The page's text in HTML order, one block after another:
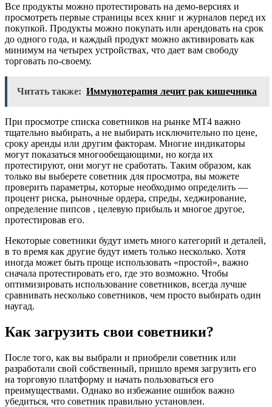
Все продукты можно протестировать на демо-версиях и
просмотреть первые страницы всех книг и журналов перед их
покупкой. Продукты можно покупать или арендовать на срок
до одного года, и каждый продукт можно активировать как
минимум на четырех устройствах, что дает вам свободу
торговать по-своему.
Читать также: Иммунотерапия лечит рак кишечника
При просмотре списка советников на рынке MT4 важно
тщательно выбирать, а не выбирать исключительно по цене,
сроку аренды или другим факторам. Многие индикаторы
могут показаться многообещающими, но когда их
протестируют, они могут не сработать. Таким образом, как
только вы выберете советник для просмотра, вы можете
проверить параметры, которые необходимо определить —
процент риска, рыночные ордера, спреды, хеджирование,
определение пипсов , целевую прибыль и многое другое,
протестировав его.
Некоторые советники будут иметь много категорий и деталей,
в то время как другие будут иметь только несколько. Хотя
иногда может быть проще использовать «простой», важно
сначала протестировать его, где это возможно. Чтобы
оптимизировать использование советников, всегда лучше
сравнивать несколько советников, чем просто выбирать один
наугад.
Как загрузить свои советники?
После того, как вы выбрали и приобрели советник или
разработали свой собственный, пришло время загрузить его
на торговую платформу и начать пользоваться его
преимуществами. Однако во избежание ошибок важно
убедиться, что советник правильно установлен.